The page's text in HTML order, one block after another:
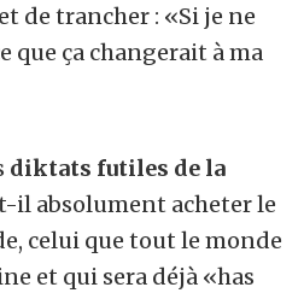
de trancher : «Si je ne
que ça changerait à ma
diktats futiles de la
il absolument acheter le
celui que tout le monde
et qui sera déjà «has